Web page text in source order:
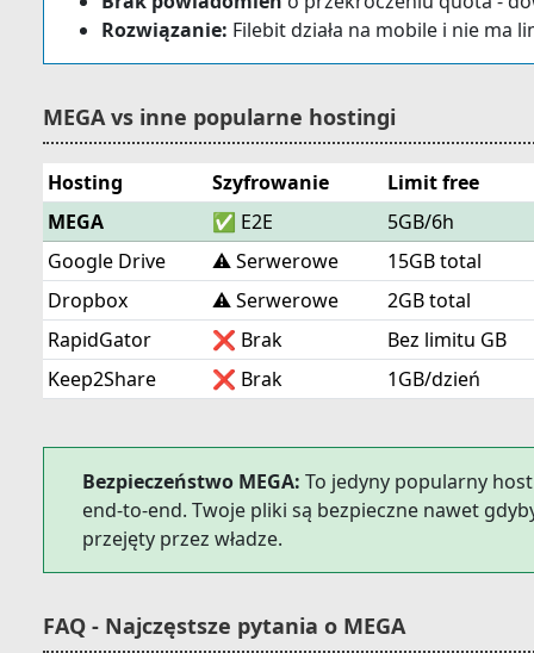
Rozwiązanie: Filebit działa na mobile i nie ma
MEGA vs inne popularne hostingi
Hosting Szyfrowanie
Limit free
MEGA
✅ E2E
5GB/6h
Google Drive
⚠️ Serwerowe
15GB total
Dropbox
⚠️ Serwerowe
2GB total
RapidGator
❌ Brak
Bez limitu GB
Keep2Share
❌ Brak 1GB/dzień
Bezpieczeństwo MEGA: To jedyny popularny
end-to-end. Twoje pliki są bezpieczne nawet
przejęty przez władze.
FAQ - Najczęstsze pytania o MEGA